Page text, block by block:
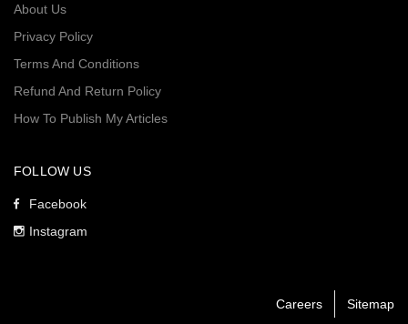
About Us
Privacy Policy
Terms And Conditions
Refund And Return Policy
How To Publish My Articles
FOLLOW US
Facebook
Instagram
Careers Sitemap